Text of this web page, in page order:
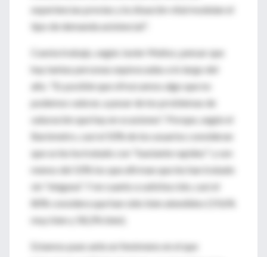
experiencias previas y la situación vital modulan el
tipo de demanda asistencial".
Cuesta trabajo, según Javier Muñoz, pensar que
hay tantas personas equivocadas a lo largo del
año. "Es posible que ofrezcamos algo que no
podemos valorar, a pesar de los problemas de
saturación que hay en ocasiones". Porque, según el
Barómetro, casi el 50% de los usuarios consideran
que se les ha tratado con "bastante rapidez" y son
menos del 10% los que afirman que les han tratado
sin "ninguna". Y en cuanto a satisfacción, casi el
80% considera que han sido bien atendidos (19,6%
muy bien y 58,2% bien).
Estamos pues ante un fenómeno en el que